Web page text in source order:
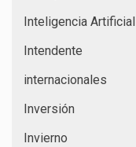
Inteligencia Artificial
Intendente
internacionales
Inversión
Invierno